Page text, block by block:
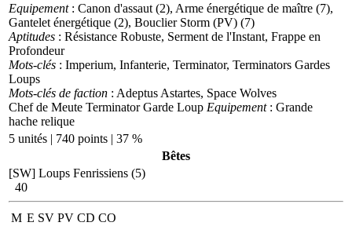
Equipement: Canon d'assaut (2), Arme énergétique de maître (7),
Gantelet énergétique (2), Bouclier Storm (PV) (7)
Aptitudes : Résistance Robuste, Serment de l'Instant, Frappe en
Profondeur
Mots-clés : Imperium, Infanterie, Terminator, Terminators Gardes
Loups
Mots-clés de faction : Adeptus Astartes, Space Wolves
Chef de Meute Terminator Garde Loup Equipement: Grande
hache relique
5 unités | 740 points | 37 %
Bêtes
[SW] Loups Fenrissiens (5)
40
M E SV PV CD CO